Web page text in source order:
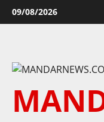
Skip
to
09/08/2026